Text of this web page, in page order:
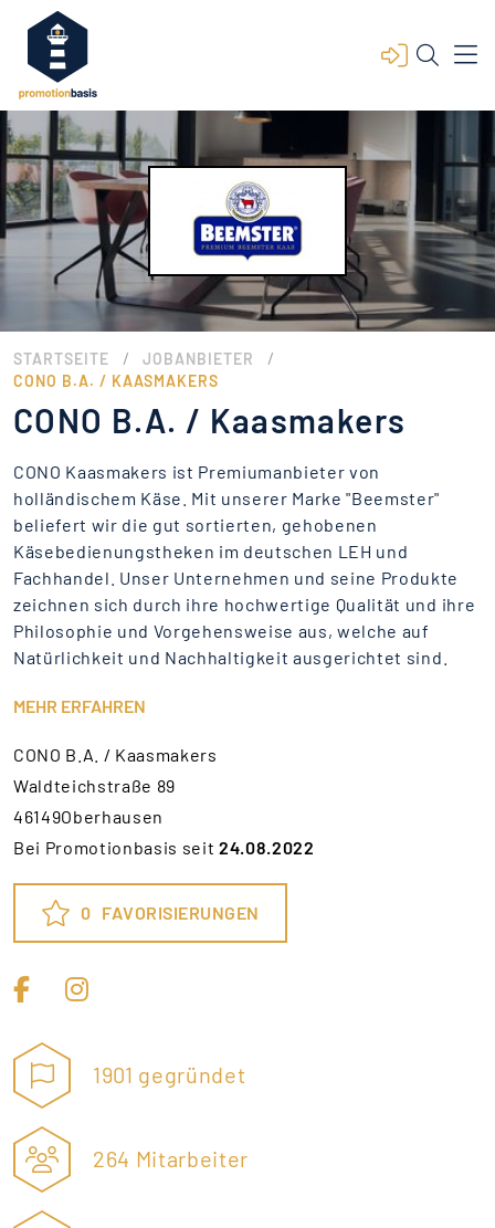
STARTSEITE / JOBANBIETER /
CONO B.A. / KAASMAKERS
CONO B.A. / Kaasmakers
CONO Kaasmakers ist Premiumanbieter von
holländischem Käse. Mit unserer Marke "Beemster"
beliefert wir die gut sortierten, gehobenen
Käsebedienungstheken im deutschen LEH und
Fachhandel. Unser Unternehmen und seine Produkte
zeichnen sich durch ihre hochwertige Qualität und ihre
Philosophie und Vorgehensweise aus, welche auf
Natürlichkeit und Nachhaltigkeit ausgerichtet sind.
MEHR ERFAHREN
CONO B.A. / Kaasmakers
Waldteichstraße 89
46149Oberhausen
Bei Promotionbasis seit24.08.2022
0 FAVORISIERUNGEN
1901 gegründet
264 Mitarbeiter